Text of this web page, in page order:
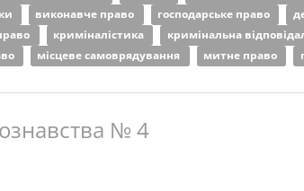
виконавче право господарське право
криміналістика кримінальна
місцеве самоврядування митне право
№ 4